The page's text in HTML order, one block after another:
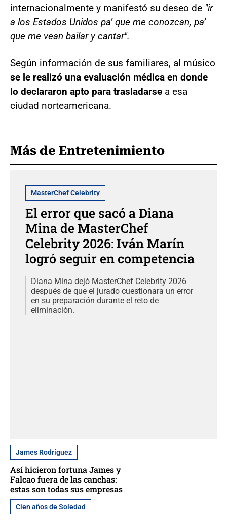
internacionalmente y manifestó su deseo de "ir
a los Estados Unidos pa’ que me conozcan, pa’
que me vean bailar y cantar".
Según información de sus familiares, al músico
se le realizó una evaluación médica en donde
lo declararon apto para trasladarse a esa
ciudad norteamericana.
Más de Entretenimiento
MasterChef Celebrity
El error que sacó a Diana
Mina de MasterChef
Celebrity 2026: Iván Marín
logró seguir en competencia
Diana Mina dejó MasterChef Celebrity 2026
después de que el jurado cuestionara un error
en su preparación durante el reto de
eliminación.
James Rodríguez
Así hicieron fortuna James y
Falcao fuera de las canchas:
estas son todas sus empresas
Cien años de Soledad